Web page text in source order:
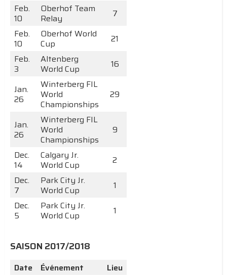
Feb.
10
Oberhof Team
Relay
7
Feb.
10
Oberhof World
Cup
21
Feb.
3
Altenberg
World Cup
16
Jan.
26
Winterberg FIL
World
Championships
29
Jan.
26
Winterberg FIL
World
Championships
9
Dec.
14
Calgary Jr.
World Cup
2
Dec.
7
Park City Jr.
World Cup
1
Dec.
5
Park City Jr.
World Cup
1
SAISON 2017/2018
Date Événement
Lieu